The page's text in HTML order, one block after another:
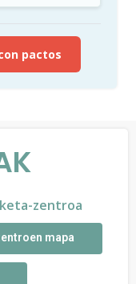
pactos
zentroa
mapa